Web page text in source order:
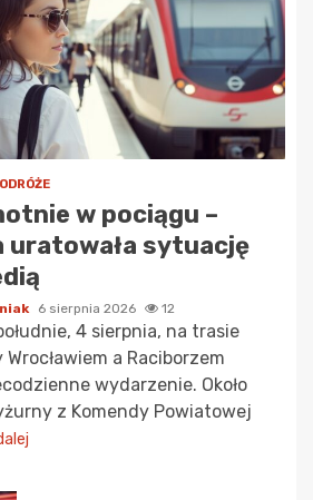
w pociągu –
uratowała sytuację
6 sierpnia 2026 12
4 sierpnia, na trasie
a Raciborzem
wydarzenie. Około
z Komendy Powiatowej